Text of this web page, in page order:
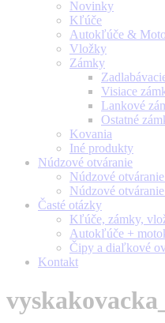
Novinky
Kľúče
Autokľúče &
Vložky
Zámky
Visiace
Lankové
Ostatné
Kovania
Iné produkty
Núdzové otváranie
Núdzové
Núdzové
Časté otázky
Kľúče, zámky,
Autokľúče +
Čipy a diaľkové
Kontakt